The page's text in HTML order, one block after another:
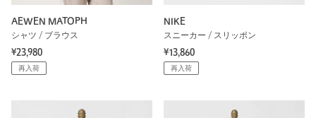
AEWEN MATOPH
シャツ / ブラウス
¥23,980
再入荷
NIKE
スニーカー / スリッポン
¥13,860
再入荷